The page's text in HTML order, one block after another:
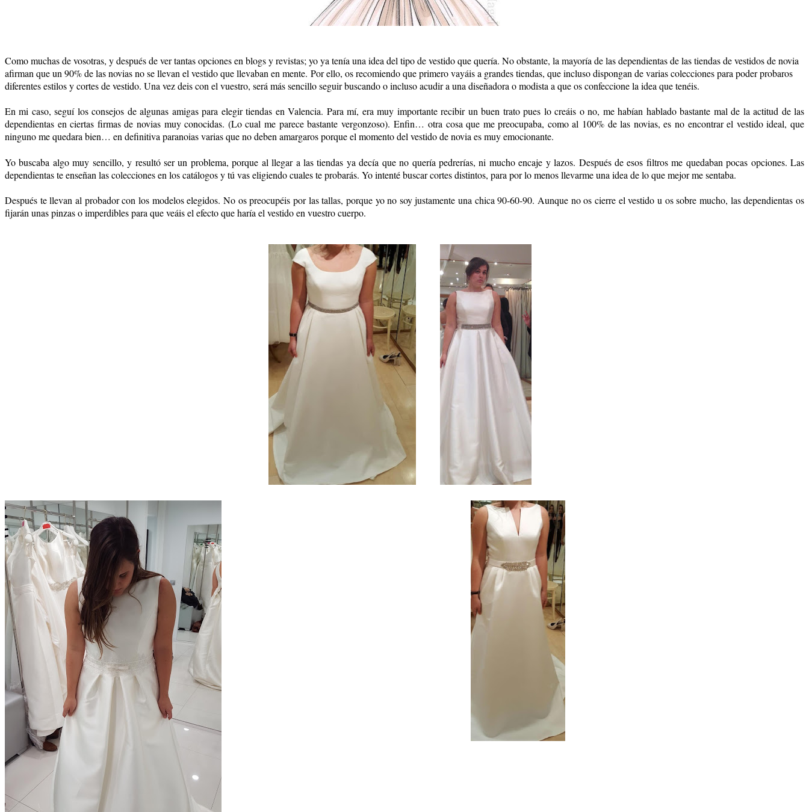
Como muchas de vosotras, y después de ver tantas opciones en blogs y revistas; yo ya tenía una idea del tipo de vestido que quería. No obstante, la mayoría de las dependientas de las tiendas de vestidos de novia
afirman que un 90% de las novias no se llevan el vestido que llevaban en mente. Por ello, os recomiendo que primero vayáis a grandes tiendas, que incluso dispongan de varias colecciones para poder probaros
diferentes estilos y cortes de vestido. Una vez deis con el vuestro, será más sencillo seguir buscando o incluso acudir a una diseñadora o modista a que os confeccione la idea que tenéis.
En mi caso, seguí los consejos de algunas amigas para elegir tiendas en Valencia. Para mí, era muy importante recibir un buen trato pues lo creáis o no, me habían hablado bastante mal de la actitud de las
dependientas en ciertas firmas de novias muy conocidas. (Lo cual me parece bastante vergonzoso).Enfin… otra cosa que me preocupaba, como al 100% de las novias, es no encontrar el vestido ideal, que
ninguno me quedara bien… en definitiva paranoias varias que no deben amargaros porque el momento del vestido de novia es muy emocionante.
Yo buscaba algo muy sencillo, y resultó ser un problema, porque al llegar a las tiendas ya decía que no quería pedrerías, ni mucho encaje y lazos. Después de esos filtros me quedaban pocas opciones. Las
dependientas te enseñan las colecciones en los catálogos y tú vas eligiendo cuales te probarás. Yo intenté buscar cortes distintos, para por lo menos llevarme una idea de lo que mejor me sentaba.
Después te llevan al probador con los modelos elegidos. No os preocupéis por las tallas, porque yo no soy justamente una chica 90-60-90. Aunque no os cierre el vestido u os sobre mucho, las dependientas os
fijarán unas pinzas o imperdibles para que veáis el efecto que haría el vestido en vuestro cuerpo.